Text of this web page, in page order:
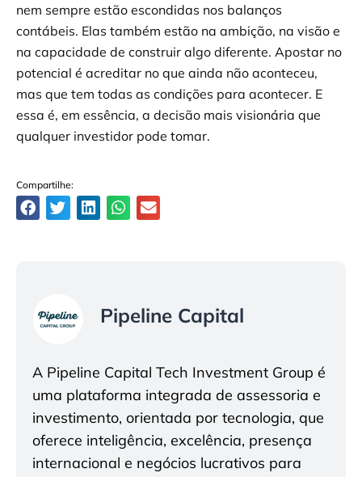
nem sempre estão escondidas nos balanços
contábeis. Elas também estão na ambição, na visão e
na capacidade de construir algo diferente. Apostar no
potencial é acreditar no que ainda não aconteceu,
mas que tem todas as condições para acontecer. E
essa é, em essência, a decisão mais visionária que
qualquer investidor pode tomar.
Compartilhe:
Pipeline Capital
A Pipeline Capital Tech Investment Group é
uma plataforma integrada de assessoria e
investimento, orientada por tecnologia, que
oferece inteligência, excelência, presença
internacional e negócios lucrativos para